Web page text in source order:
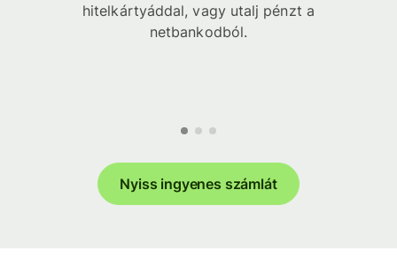
hitelkártyáddal, vagy utalj pénzt a
netbankodból.
Nyiss ingyenes számlát